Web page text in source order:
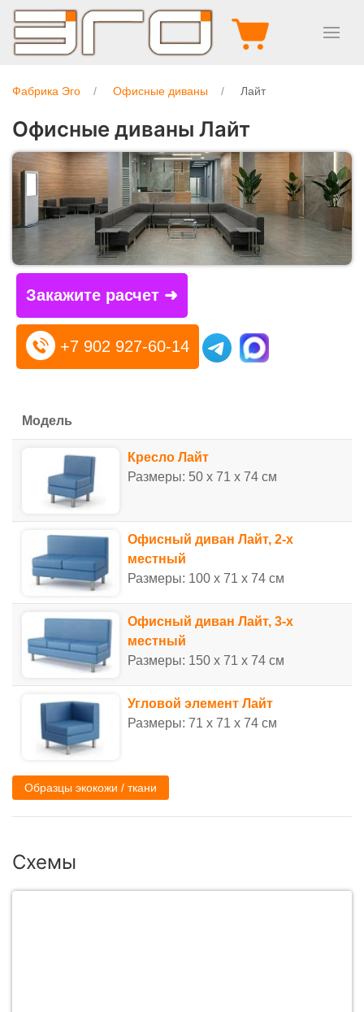
Фабрика Эго Офисные диваны Лайт
Офисные диваны Лайт
Закажите расчет ➜
+7 902 927-60-14
Модель
Кресло Лайт
Размеры: 50 x 71 x 74 см
Офисный диван Лайт, 2-х
местный
Размеры: 100 x 71 x 74 см
Офисный диван Лайт, 3-х
местный
Размеры: 150 x 71 x 74 см
Угловой элемент Лайт
Размеры: 71 x 71 x 74 см
Образцы экокожи / ткани
Схемы